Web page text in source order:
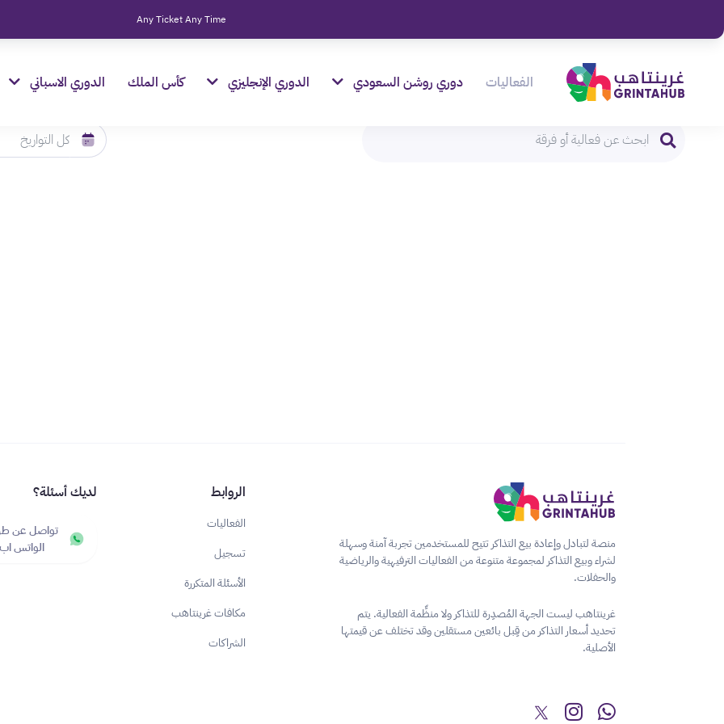
Any Ticket Any Time
الفعاليات دوري روشن السعودي الدوري الإنجليزي كأس الملك الدوري الاسباني
منصة لتبادل وإعادة بيع التذاكر تتيح للمستخدمين تجربة آمنة وسهلة
لشراء وبيع التذاكر لمجموعة متنوعة من الفعاليات الترفيهية والرياضية
والحفلات.
غرينتاهب ليست الجهة المُصدِرة للتذاكر ولا منظِّمة الفعالية. يتم
تحديد أسعار التذاكر من قِبل بائعين مستقلين وقد تختلف عن قيمتها
الأصلية.
الروابط
الفعاليات
تسجيل
الأسئلة المتكررة
مكافات غرينتاهب
الشراكات
لديك أسئلة؟
تواصل عن
الواتس